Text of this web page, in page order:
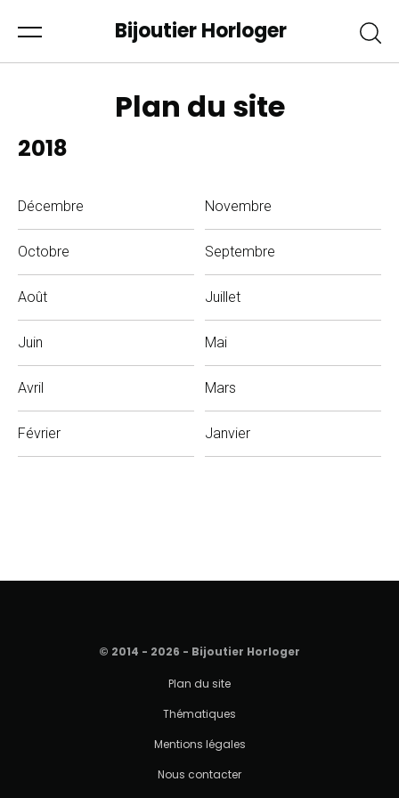
Bijoutier Horloger
Plan du site
2018
Décembre Novembre
Octobre Septembre
Août Juillet
Juin Mai
Avril Mars
Février Janvier
© 2014 - 2026 - Bijoutier Horloger
Plan du site
Thématiques
Mentions légales
Nous contacter